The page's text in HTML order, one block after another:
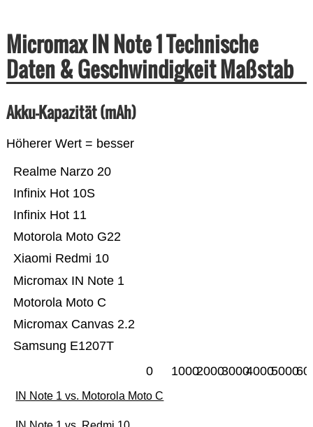
Micromax IN Note 1 Technische
Daten & Geschwindigkeit Maßstab
Akku-Kapazität (mAh)
Höherer Wert = besser
Samsung E1207T
Micromax Canvas 2.2
Motorola Moto C
Micromax IN Note 1
Xiaomi Redmi 10
Motorola Moto G22
Infinix Hot 11
Infinix Hot 10S
Realme Narzo 20
0 10002000300040005000
IN Note 1 vs. Motorola Moto C